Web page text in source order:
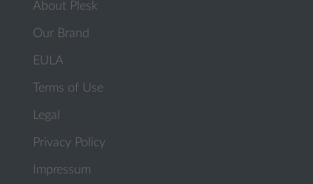
About Plesk
Our Brand
EULA
Terms of Use
Legal
Privacy Policy
Impressum